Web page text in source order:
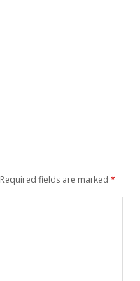
Required fields are marked *